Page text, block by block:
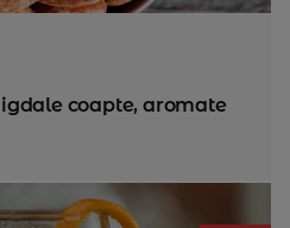
coapte, aromate